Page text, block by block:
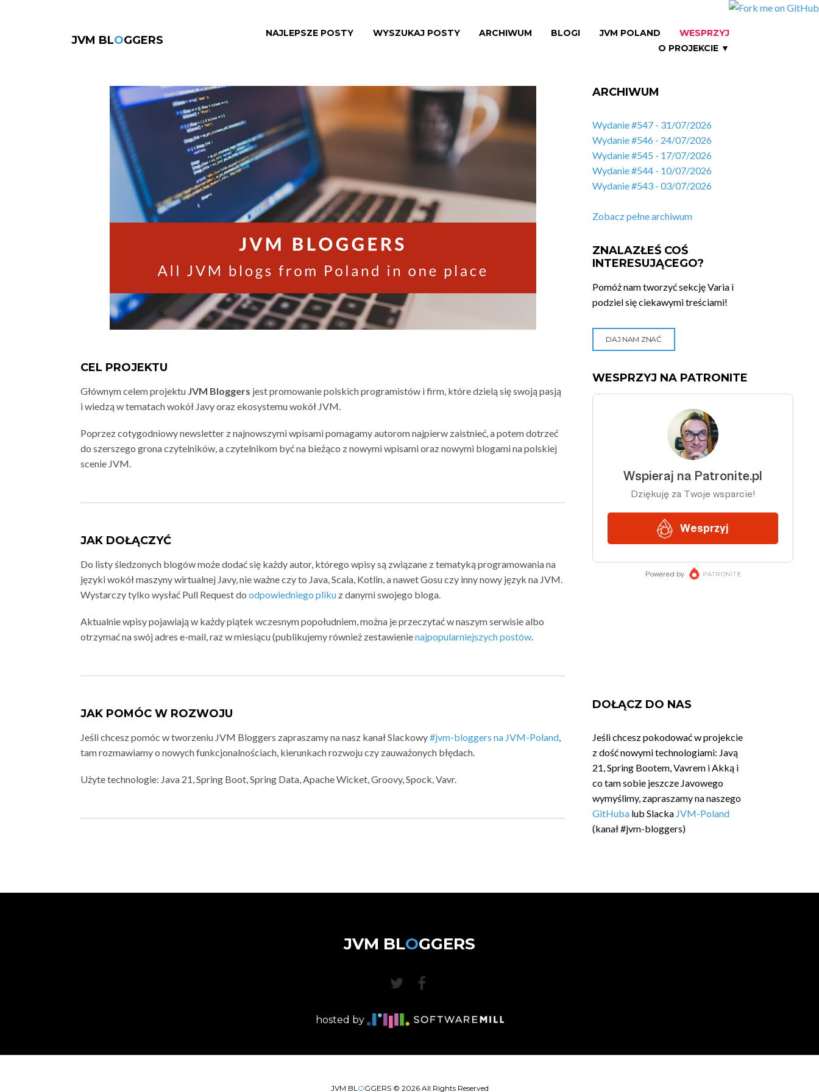
JVM BLOGGERS
NAJLEPSZE POSTY WYSZUKAJ POSTY ARCHIWUM BLOGI JVM POLAND
WESPRZYJ
O PROJEKCIE ▼
CEL PROJEKTU
Głównym celem projektu JVM Bloggers jest promowanie polskich programistów i firm, które dzielą się swoją pasją
i wiedzą w tematach wokół Javy oraz ekosystemu wokół JVM.
Poprzez cotygodniowy newsletter z najnowszymi wpisami pomagamy autorom najpierw zaistnieć, a potem dotrzeć
do szerszego grona czytelników, a czytelnikom być na bieżąco z nowymi wpisami oraz nowymi blogami na polskiej
scenie JVM.
JAK DOŁĄCZYĆ
Do listy śledzonych blogów może dodać się każdy autor, którego wpisy są związane z tematyką programowania na
języki wokół maszyny wirtualnej Javy, nie ważne czy to Java, Scala, Kotlin, a nawet Gosu czy inny nowy język na JVM.
Wystarczy tylko wysłać Pull Request do odpowiedniego pliku z danymi swojego bloga.
Aktualnie wpisy pojawiają w każdy piątek wczesnym popołudniem, można je przeczytać w naszym serwisie albo
otrzymać na swój adres e-mail, raz w miesiącu (publikujemy również zestawienienajpopularniejszych postów.
JAK POMÓC W ROZWOJU
Jeśli chcesz pomóc w tworzeniu JVM Bloggers zapraszamy na nasz kanał Slackowy#jvm-bloggers na JVM-Poland,
tam rozmawiamy o nowych funkcjonalnościach, kierunkach rozwoju czy zauważonych błędach.
Użyte technologie: Java 21, Spring Boot, Spring Data, Apache Wicket, Groovy, Spock, Vavr.
ARCHIWUM
Wydanie #547 - 31/07/2026
Wydanie #546 - 24/07/2026
Wydanie #545 - 17/07/2026
Wydanie #544 - 10/07/2026
Wydanie #543 - 03/07/2026
Zobacz pełne archiwum
ZNALAZŁEŚ COŚ
INTERESUJĄCEGO?
Pomóż nam tworzyć sekcję Varia i
podziel się ciekawymi treściami!
DAJ NAM ZNAĆ
WESPRZYJ NA PATRONITE
DOŁĄCZ DO NAS
Jeśli chcesz pokodować w projekcie
z dość nowymi technologiami: Javą
21, Spring Bootem, Vavrem i Akką i
co tam sobie jeszcze Javowego
wymyślimy, zapraszamy na naszego
GitHuba lub Slacka JVM-Poland
(kanał #jvm-bloggers)
JVM BLOGGERS
hosted by
JVM BLOGGERS © 2026All Rights Reserved